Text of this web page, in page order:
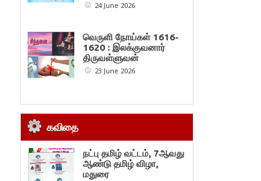
24 June 2026
வெருளி நோய்கள் 1616-
1620 : இலக்குவனார்
திருவள்ளுவன்
23 June 2026
கவிதை
நட்பு தமிழ் வட்டம், 7ஆவது
ஆண்டு தமிழ் விழா,
மதுரை